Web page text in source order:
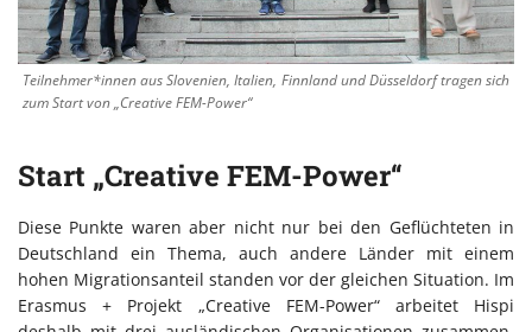
Teilnehmer*innen aus Slovenien, Italien, Finnland und Düsseldorf tragen sich
zum Start von „Creative FEM-Power“
Start „Creative FEM-Power“
Diese Punkte waren aber nicht nur bei den Geflüchteten in
Deutschland ein Thema, auch andere Länder mit einem
hohen Migrationsanteil standen vor der gleichen Situation. Im
Erasmus + Projekt „Creative FEM-Power“ arbeitet Hispi